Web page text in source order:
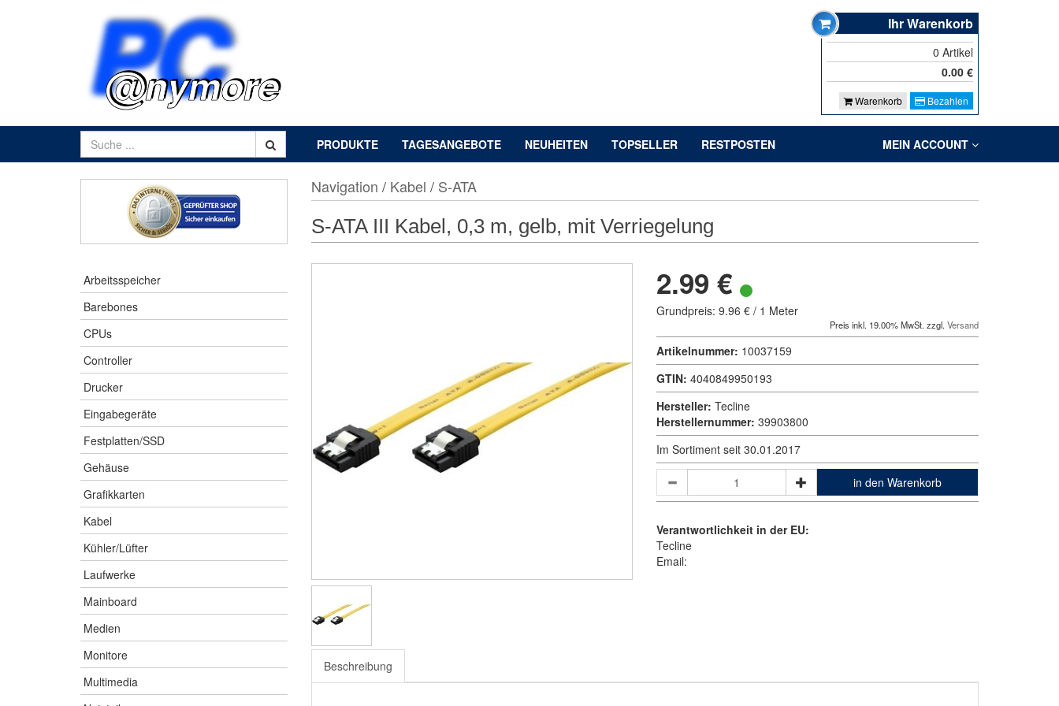
Ihr Warenkorb
0 Artikel
0.00 €
Warenkorb Bezahlen
PRODUKTE TAGESANGEBOTE NEUHEITEN TOPSELLER RESTPOSTEN MEIN ACCOUNT
Arbeitsspeicher
Barebones
CPUs
Controller
Drucker
Eingabegeräte
Festplatten/SSD
Gehäuse
Grafikkarten
Kabel
Kühler/Lüfter
Laufwerke
Mainboard
Medien
Monitore
Multimedia
Navigation / Kabel / S-ATA
S-ATA III Kabel, 0,3 m, gelb, mit Verriegelung
2.99 €
Grundpreis: 9.96 € / 1 Meter
Preis inkl. 19.00% MwSt. zzgl. Versand
Artikelnummer: 10037159
GTIN: 4040849950193
Hersteller: Tecline
Herstellernummer: 39903800
Im Sortiment seit 30.01.2017
in den Warenkorb
Verantwortlichkeit in der EU:
Tecline
Email:
Beschreibung